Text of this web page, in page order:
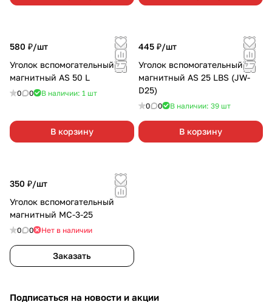
580 ₽/шт
Уголок вспомогательный
магнитный AS 50 L
0 0 В наличии: 1 шт
В корзину
445 ₽/шт
Уголок вспомогательный
магнитный AS 25 LBS (JW-
D25)
0 0 В наличии: 39 шт
В корзину
350 ₽/шт
Уголок вспомогательный
магнитный МС-3-25
0 0 Нет в наличии
Заказать
Подписаться на новости и акции